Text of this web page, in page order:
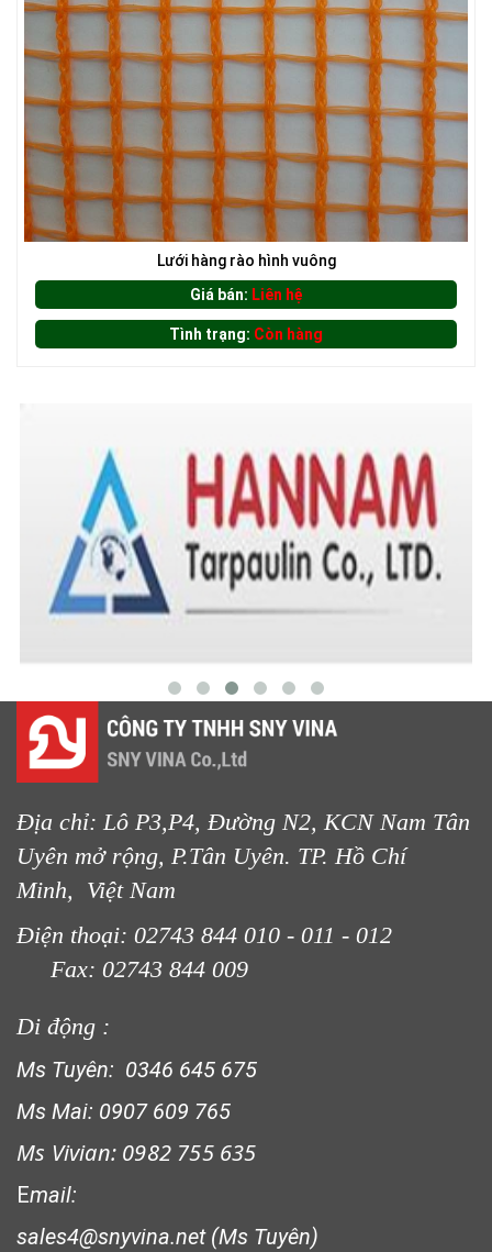
LƯỚI HÀNG RÀO HÌNH VUÔNG
LƯỚI HÀNG RÀO HÌNH CHỮ NHẬT
Lưới hàng rào hình vuông
Giá bán: Liên hệ
Tình trạng: Còn hàng
Địa chỉ: Lô P3,P4, Đường N2, KCN Nam Tân
Uyên mở rộng, P.Tân Uyên. TP. Hồ Chí
Minh, Việt Nam
Điện thoại: 02743 844 010 - 011 - 012
Fax: 02743 844 009
Di động :
Ms Tuyên: 0346 645 675
Ms Mai: 0907 609 765
Ms Vivian: 0982 755 635
Email:
sales4@snyvina.net (Ms Tuyên)